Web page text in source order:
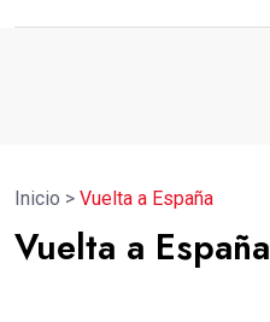
Inicio > Vuelta a España
Vuelta a España